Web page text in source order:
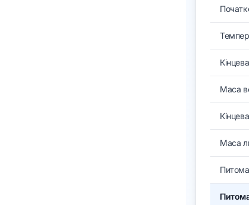
Маса
Маса